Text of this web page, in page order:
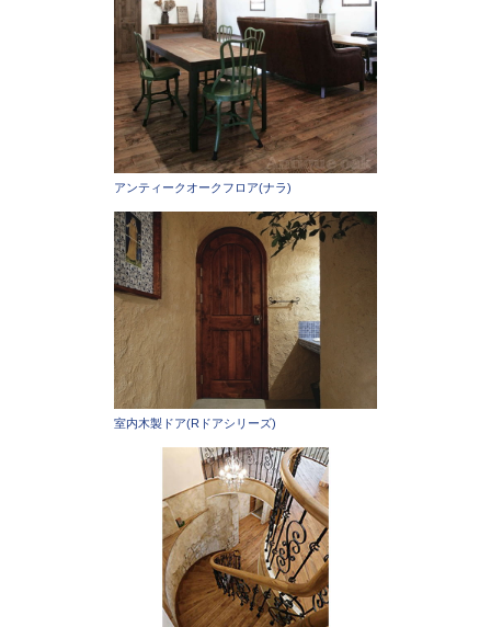
アンティークオークフロア(ナラ)
室内木製ドア(Rドアシリーズ)